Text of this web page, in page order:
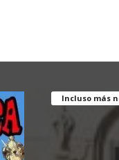
Incluso más